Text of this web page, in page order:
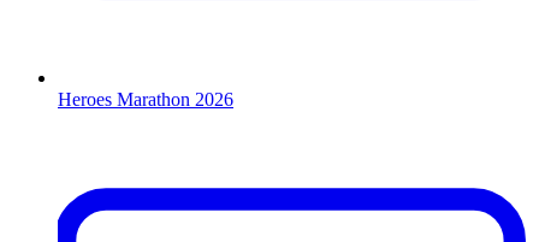
Heroes Marathon 2026